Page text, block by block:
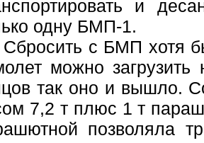
и
одну БМП-1.
с БМП хотя
можно
так оно и вышло.
7,2 т плюс 1 т
позволяла